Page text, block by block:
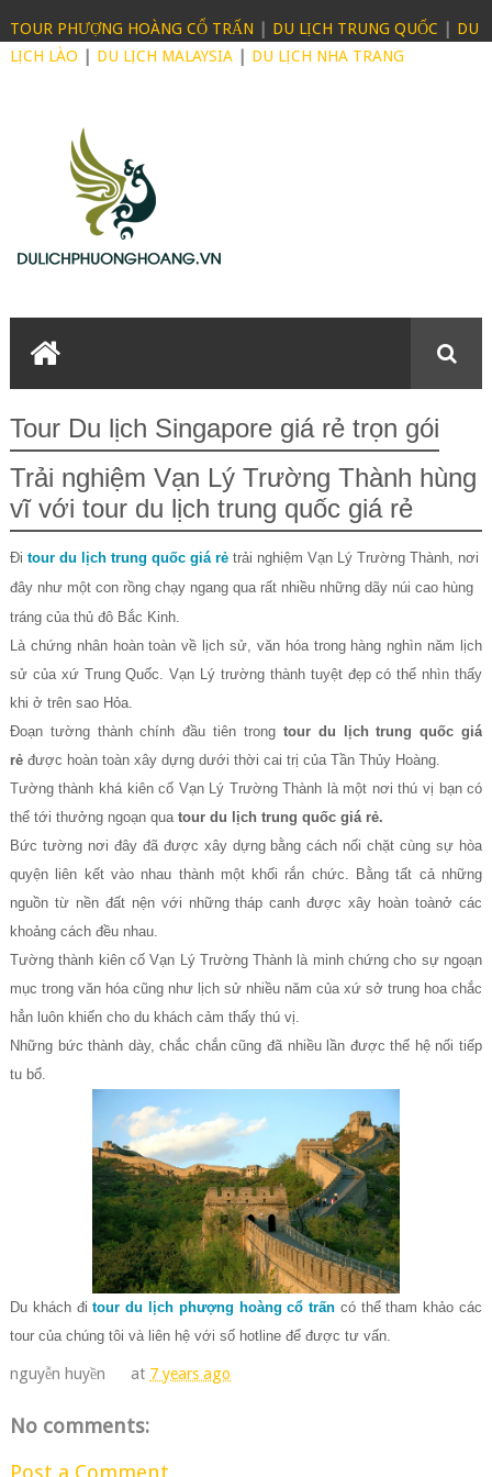
TOUR PHƯỢNG HOÀNG CỔ TRẤN DU LỊCH TRUNG QUỐC
DU
LỊCH LÀO
DU LỊCH MALAYSIA| DU LỊCH NHA TRANG
Tour Du lịch Singapore giá rẻ trọn gói
Trải nghiệm Vạn Lý Trường Thành hùng
vĩ với tour du lịch trung quốc giá rẻ
Đi tour du lịch trung quốc giá rẻtrải nghiệm Vạn Lý Trường Thành, nơi
đây như một con rồng chạy ngang qua rất nhiều những dãy núi cao hùng
tráng của thủ đô Bắc Kinh.
Là chứng nhân hoàn toàn về lịch sử, văn hóa trong hàng nghìn năm lịch
sử của xứ Trung Quốc. Vạn Lý trường thành tuyệt đẹp có thể nhìn thấy
khi ở trên sao Hỏa.
Đoạn tường thành chính đầu tiên trong tour du lịch trung quốc giá
rẻđược hoàn toàn xây dựng dưới thời cai trị của Tần Thủy Hoàng.
Tường thành khá kiên cố Vạn Lý Trường Thành là một nơi thú vị bạn có
thể tới thưởng ngoạn qua tour du lịch trung quốc giá rẻ.
Bức tường nơi đây đã được xây dựng bằng cách nối chặt cùng sự hòa
quyện liên kết vào nhau thành một khối rắn chức. Bằng tất cả những
nguồn từ nền đất nện với những tháp canh được xây hoàn toànở các
khoảng cách đều nhau.
Tường thành kiên cố Vạn Lý Trường Thành là minh chứng cho sự ngoạn
mục trong văn hóa cũng như lịch sử nhiều năm của xứ sở trung hoa chắc
hẳn luôn khiến cho du khách cảm thấy thú vị.
Những bức thành dày, chắc chắn cũng đã nhiều lần được thế hệ nối tiếp
tu bổ.
Du khách đitour du lịch phượng hoàng cổ trấn có thể tham khảo các
tour của chúng tôi và liên hệ với số hotline để được tư vấn.
nguyễn huyền at 7 years ago
No comments: